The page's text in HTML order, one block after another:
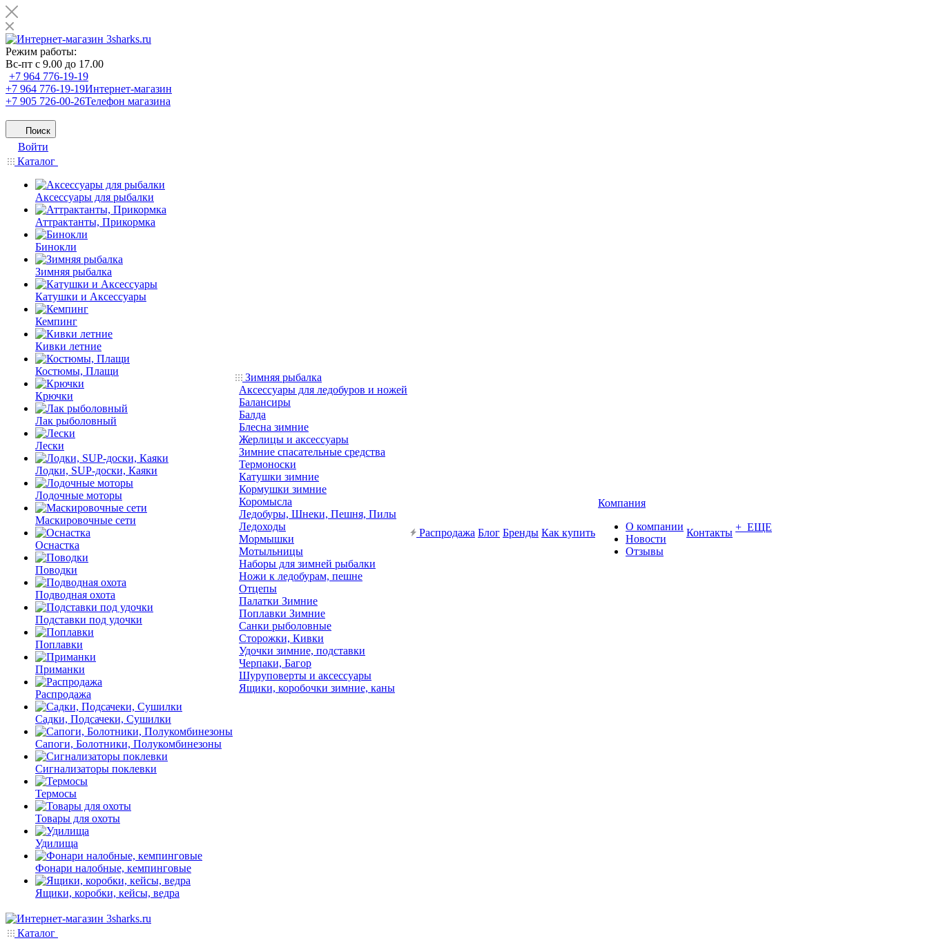
Режим работы:
Вс-пт с 9.00 до 17.00
+7 964 776-19-19
+7 964 776-19-19Интернет-магазин
+7 905 726-00-26Телефон магазина
Поиск
Войти
Каталог
Аксессуары для рыбалки
Аттрактанты, Прикормка
Бинокли
Зимняя рыбалка
Катушки и Аксессуары
Кемпинг
Кивки летние
Костюмы, Плащи
Крючки
Лак рыболовный
Лески
Лодки, SUP-доски, Каяки
Лодочные моторы
Маскировочные сети
Оснастка
Поводки
Подводная охота
Подставки под удочки
Поплавки
Приманки
Распродажа
Садки, Подсачеки, Сушилки
Сапоги, Болотники, Полукомбинезоны
Сигнализаторы поклевки
Термосы
Товары для охоты
Удилища
Фонари налобные, кемпинговые
Ящики, коробки, кейсы, ведра
Зимняя рыбалка
Аксессуары для ледобуров и ножей
Балансиры
Балда
Блесна зимние
Жерлицы и аксессуары
Зимние спасательные средства
Термоноски
Катушки зимние
Кормушки зимние
Коромысла
Ледобуры, Шнеки, Пешня, Пилы
Ледоходы
Мормышки
Мотыльницы
Наборы для зимней рыбалки
Ножи к ледобурам, пешне
Отцепы
Палатки Зимние
Поплавки Зимние
Санки рыболовные
Сторожки, Кивки
Удочки зимние, подставки
Черпаки, Багор
Шуруповерты и аксессуары
Ящики, коробочки зимние, каны
Распродажа Блог Бренды Как купить
Компания
О компании
Новости
Отзывы
Контакты + ЕЩЕ
Каталог